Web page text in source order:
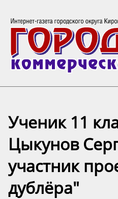
Ученик 11
Цыкунов
участник
дублëра"